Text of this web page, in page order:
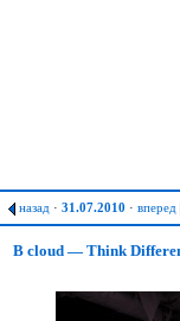
назад · 31.07.2010 · вперед
B cloud — Think